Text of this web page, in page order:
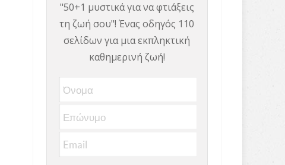
"50+1 μυστικά για να φτιάξεις
τη ζωή σου"! Ένας οδηγός 110
σελίδων για μια εκπληκτική
καθημερινή ζωή!